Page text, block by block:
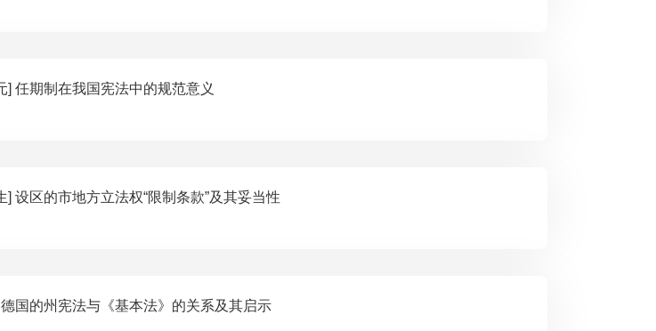
[作者：韩大元] 任期制在我国宪法中的规范意义
[作者：章剑生] 设区的市地方立法权“限制条款”及其妥当性
[作者：段沁] 德国的州宪法与《基本法》的关系及其启示